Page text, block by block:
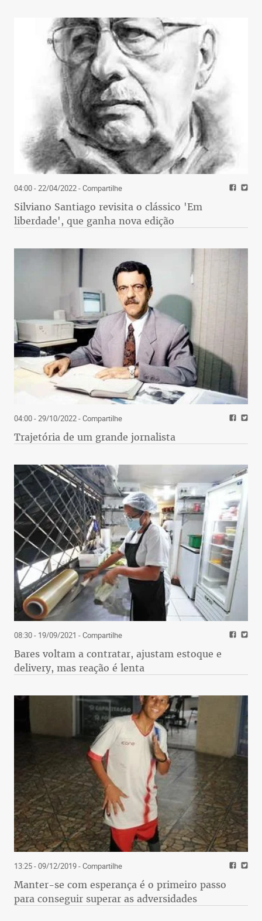
04:00 - 22/04/2022- Compartilhe
Silviano Santiago revisita o clássico 'Em
liberdade', que ganha nova edição
04:00 - 29/10/2022- Compartilhe
Trajetória de um grande jornalista
08:30 - 19/09/2021 - Compartilhe
Bares voltam a contratar, ajustam estoque e
delivery, mas reação é lenta
13:25 - 09/12/2019- Compartilhe
Manter-se com esperança é o primeiro passo
para conseguir superar as adversidades